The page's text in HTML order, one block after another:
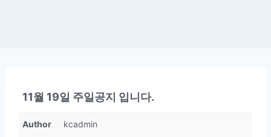
11월 19일 주일공지 입니다.
Author kcadmin